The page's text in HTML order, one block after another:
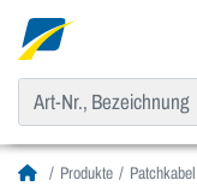
Produkte Patchkabel